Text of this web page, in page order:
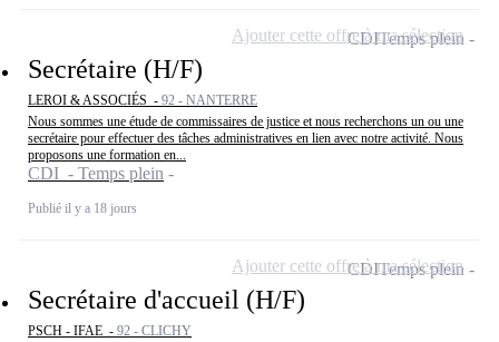
Secrétaire (H/F)
LEROI & ASSOCIÉS - 92 - NANTERRE
Nous sommes une étude de commissaires de justice et nous recherchons un ou une
secrétaire pour effectuer des tâches administratives en lien avec notre activité. Nous
proposons une formation en...
CDI - Temps plein
Publié il y a 18 jours
CDITemps plein
Ajouter cette offre à ma sélection
Secrétaire d'accueil (H/F)
PSCH - IFAE - 92 - CLICHY
CDITemps plein
Ajouter cette offre à ma sélection